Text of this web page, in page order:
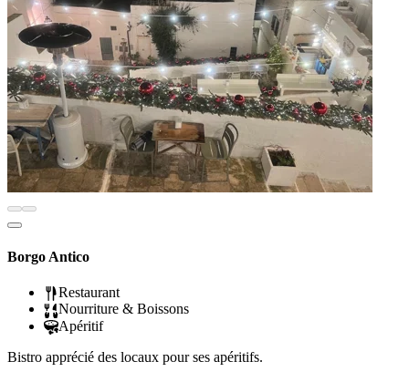
Borgo Antico
Restaurant
Nourriture & Boissons
Apéritif
Bistro apprécié des locaux pour ses apéritifs.